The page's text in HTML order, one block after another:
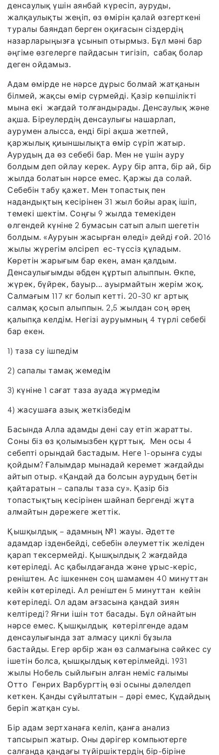
денсаулық үшін аянбай күресіп, ауруды,
жалқаулықты жеңіп, өз өмірін қалай өзгерткені
туралы баяндап берген оқиғасын сіздердің
назарларыңызға ұсынып отырмыз. Бұл мәні бар
әңгіме өзгелерге пайдасын тигізіп, сабақ болар
деген ойдамыз.
Адам өмірде не нәрсе дұрыс болмай жатқанын
білмей, жақсы өмір сүрмейді. Қазір көпшілікті
мына екі жағдай толғандырады. Денсаулық және
ақша. Біреулердің денсаулығы нашарлап,
аурумен алысса, енді бірі ақша жетпей,
қаржылық қиыншылықта өмір сүріп жатыр.
Аурудың да өз себебі бар. Мен не үшін ауру
болдым деп ойлау керек. Ауру бір апта, бір ай, бір
жылда болатын нәрсе емес. Қаржы да солай.
Себебін табу қажет. Мен топастық пен
надандықтың кесірінен 31 жыл бойы арақ ішіп,
темекі шектім. Соңғы 9 жылда темекіден
өлгендей күніне 2 бумасын сатып алып шегетін
болдым. «Ауруын жасырған өледі» дейді ғой. 2016
жылы жүрегім әлсіреп ес-түссіз құладым.
Көретін жарығым бар екен, аман қалдым.
Денсаулығымды әбден құртып алыппын. Өкпе,
жүрек, бүйрек, бауыр... ауырмайтын жерім жоқ.
Салмағым 117 кг болып кетті. 20-30 кг артық
салмақ қосып алыппын. 2,5 жылдан соң әрең
қалыпқа келдім. Негізі ауруымның 4 түрлі себебі
бар екен.
1) таза су ішпедім
2) сапалы тамақ жемедім
3) күніне 1 сағат таза ауада жүрмедім
4) жасушаға азық жеткізбедім
Басында Алла адамды дені сау етіп жаратты.
Соны біз өз қолымызбен құрттық. Мен осы 4
себепті орындай бастадым. Неге 1-орынға суды
қойдым? Ғалымдар мынадай керемет жағдайды
айтып отыр. «Қандай да болсын аурудың бетін
қайтаратын – сапалы таза су». Қазір біз
топастықтың кесірінен шайнап бергенді жұта
алмайтын дәрежеге жеттік.
Қышқылдық – адамның №1 жауы. Әдетте
адамдар ізденбейді, себебін әлеуметтік желіден
қарап тексермейді. Қышқылдық 2 жағдайда
көтеріледі. Ас қабылдағанда және ұрыс-керіс,
реніштен. Ас ішкеннен соң шамамен 40 минуттан
кейін көтеріледі. Ал реніштен 5 минуттан кейін
көтеріледі. Ол адам ағзасына қандай зиян
келтіреді? Яғни ішін тот басады. Бұл ойнайтын
нәрсе емес. Қышқылдық көтерілгенде адам
денсаулығында зат алмасу циклі бұзыла
бастайды. Егер әрбір жан өз салмағына сәйкес су
ішетін болса, қышқылдық көтерілмейді. 1931
жылы Нобель сыйлығын алған неміс ғалымы
Отто Генрих Варбургтің өзі осыны дәлелдеп
кеткен. Қанды сұйылтатын – дәрі емес, Құдайдың
беріп жатқан суы.
Бір адам зертханаға келіп, қанға анализ
тапсырып жатыр. Оны дәрігер компьютерге
салғанда қандағы түйіршіктердің бір-біріне